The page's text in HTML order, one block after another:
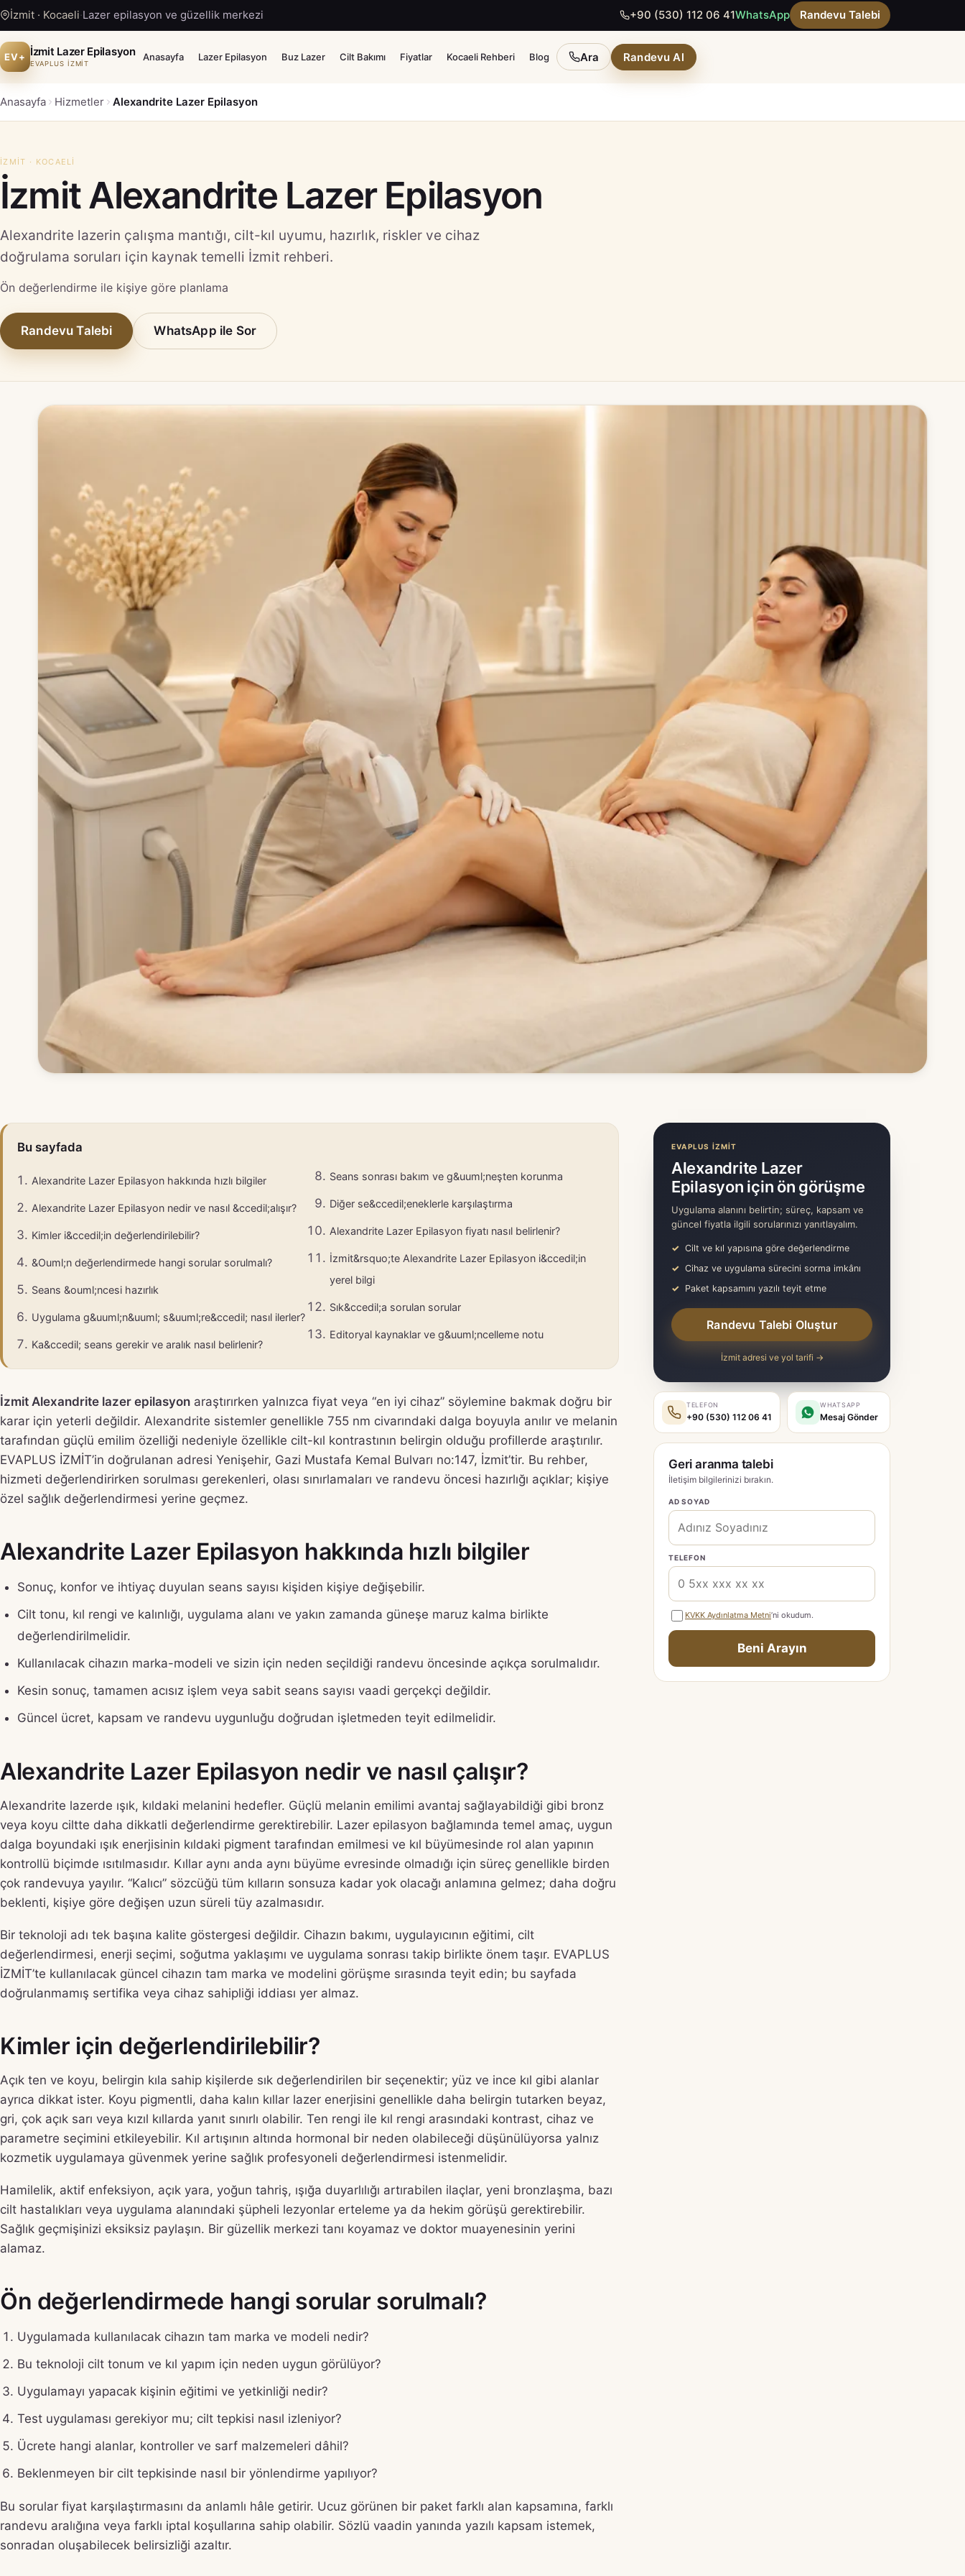
İzmit · Kocaeli·Lazer epilasyon ve güzellik merkezi +90 (530) 112 06 41WhatsApp Randevu Talebi
EV+ İzmit Lazer Epilasyon
EVAPLUS İZMİT
Anasayfa Lazer Epilasyon Buz Lazer Cilt Bakımı Fiyatlar Kocaeli Rehberi Blog Ara Randevu Al
Anasayfa Hizmetler Alexandrite Lazer Epilasyon
İZMIT · KOCAELI
İzmit Alexandrite Lazer Epilasyon
Alexandrite lazerin çalışma mantığı, cilt-kıl uyumu, hazırlık, riskler ve cihaz
doğrulama soruları için kaynak temelli İzmit rehberi.
Ön değerlendirme ile kişiye göre planlama
Randevu Talebi WhatsApp ile Sor
Bu sayfada
Alexandrite Lazer Epilasyon hakkında hızlı bilgiler
Alexandrite Lazer Epilasyon nedir ve nasıl &ccedil;alışır?
Kimler i&ccedil;in değerlendirilebilir?
&Ouml;n değerlendirmede hangi sorular sorulmalı?
Seans &ouml;ncesi hazırlık
Uygulama g&uuml;n&uuml; s&uuml;re&ccedil; nasıl ilerler?
Ka&ccedil; seans gerekir ve aralık nasıl belirlenir?
Seans sonrası bakım ve g&uuml;neşten korunma
Diğer se&ccedil;eneklerle karşılaştırma
Alexandrite Lazer Epilasyon fiyatı nasıl belirlenir?
İzmit&rsquo;te Alexandrite Lazer Epilasyon i&ccedil;in
yerel bilgi
Sık&ccedil;a sorulan sorular
Editoryal kaynaklar ve g&uuml;ncelleme notu
İzmit Alexandrite lazer epilasyon araştırırken yalnızca fiyat veya “en iyi cihaz” söylemine bakmak doğru bir
karar için yeterli değildir. Alexandrite sistemler genellikle 755 nm civarındaki dalga boyuyla anılır ve melanin
tarafından güçlü emilim özelliği nedeniyle özellikle cilt-kıl kontrastının belirgin olduğu profillerde araştırılır.
EVAPLUS İZMİT’in doğrulanan adresi Yenişehir, Gazi Mustafa Kemal Bulvarı no:147, İzmit’tir. Bu rehber,
hizmeti değerlendirirken sorulması gerekenleri, olası sınırlamaları ve randevu öncesi hazırlığı açıklar; kişiye
özel sağlık değerlendirmesi yerine geçmez.
Alexandrite Lazer Epilasyon hakkında hızlı bilgiler
Sonuç, konfor ve ihtiyaç duyulan seans sayısı kişiden kişiye değişebilir.
Cilt tonu, kıl rengi ve kalınlığı, uygulama alanı ve yakın zamanda güneşe maruz kalma birlikte
değerlendirilmelidir.
Kullanılacak cihazın marka-modeli ve sizin için neden seçildiği randevu öncesinde açıkça sorulmalıdır.
Kesin sonuç, tamamen acısız işlem veya sabit seans sayısı vaadi gerçekçi değildir.
Güncel ücret, kapsam ve randevu uygunluğu doğrudan işletmeden teyit edilmelidir.
Alexandrite Lazer Epilasyon nedir ve nasıl çalışır?
Alexandrite lazerde ışık, kıldaki melanini hedefler. Güçlü melanin emilimi avantaj sağlayabildiği gibi bronz
veya koyu ciltte daha dikkatli değerlendirme gerektirebilir. Lazer epilasyon bağlamında temel amaç, uygun
dalga boyundaki ışık enerjisinin kıldaki pigment tarafından emilmesi ve kıl büyümesinde rol alan yapının
kontrollü biçimde ısıtılmasıdır. Kıllar aynı anda aynı büyüme evresinde olmadığı için süreç genellikle birden
çok randevuya yayılır. “Kalıcı” sözcüğü tüm kılların sonsuza kadar yok olacağı anlamına gelmez; daha doğru
beklenti, kişiye göre değişen uzun süreli tüy azalmasıdır.
Bir teknoloji adı tek başına kalite göstergesi değildir. Cihazın bakımı, uygulayıcının eğitimi, cilt
değerlendirmesi, enerji seçimi, soğutma yaklaşımı ve uygulama sonrası takip birlikte önem taşır. EVAPLUS
İZMİT’te kullanılacak güncel cihazın tam marka ve modelini görüşme sırasında teyit edin; bu sayfada
doğrulanmamış sertifika veya cihaz sahipliği iddiası yer almaz.
Kimler için değerlendirilebilir?
Açık ten ve koyu, belirgin kıla sahip kişilerde sık değerlendirilen bir seçenektir; yüz ve ince kıl gibi alanlar
ayrıca dikkat ister. Koyu pigmentli, daha kalın kıllar lazer enerjisini genellikle daha belirgin tutarken beyaz,
gri, çok açık sarı veya kızıl kıllarda yanıt sınırlı olabilir. Ten rengi ile kıl rengi arasındaki kontrast, cihaz ve
parametre seçimini etkileyebilir. Kıl artışının altında hormonal bir neden olabileceği düşünülüyorsa yalnız
kozmetik uygulamaya güvenmek yerine sağlık profesyoneli değerlendirmesi istenmelidir.
Hamilelik, aktif enfeksiyon, açık yara, yoğun tahriş, ışığa duyarlılığı artırabilen ilaçlar, yeni bronzlaşma, bazı
cilt hastalıkları veya uygulama alanındaki şüpheli lezyonlar erteleme ya da hekim görüşü gerektirebilir.
Sağlık geçmişinizi eksiksiz paylaşın. Bir güzellik merkezi tanı koyamaz ve doktor muayenesinin yerini
alamaz.
Ön değerlendirmede hangi sorular sorulmalı?
Uygulamada kullanılacak cihazın tam marka ve modeli nedir?
Bu teknoloji cilt tonum ve kıl yapım için neden uygun görülüyor?
Uygulamayı yapacak kişinin eğitimi ve yetkinliği nedir?
Test uygulaması gerekiyor mu; cilt tepkisi nasıl izleniyor?
Ücrete hangi alanlar, kontroller ve sarf malzemeleri dâhil?
Beklenmeyen bir cilt tepkisinde nasıl bir yönlendirme yapılıyor?
Bu sorular fiyat karşılaştırmasını da anlamlı hâle getirir. Ucuz görünen bir paket farklı alan kapsamına, farklı
randevu aralığına veya farklı iptal koşullarına sahip olabilir. Sözlü vaadin yanında yazılı kapsam istemek,
sonradan oluşabilecek belirsizliği azaltır.
EVAPLUS İZMİT
Alexandrite Lazer
Epilasyon için ön görüşme
Uygulama alanını belirtin; süreç, kapsam ve
güncel fiyatla ilgili sorularınızı yanıtlayalım.
Cilt ve kıl yapısına göre değerlendirme
Cihaz ve uygulama sürecini sorma imkânı
Paket kapsamını yazılı teyit etme
Randevu Talebi Oluştur
İzmit adresi ve yol tarifi →
TELEFON
+90 (530) 112 06 41
WHATSAPP
Mesaj Gönder
Geri aranma talebi
İletişim bilgilerinizi bırakın.
AD SOYAD
TELEFON
KVKK Aydınlatma Metni’ni okudum.
Beni Arayın